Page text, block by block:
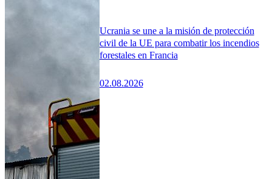
Ucrania se une a la misión de protección
civil de la UE para combatir los incendios
forestales en Francia
02.08.2026